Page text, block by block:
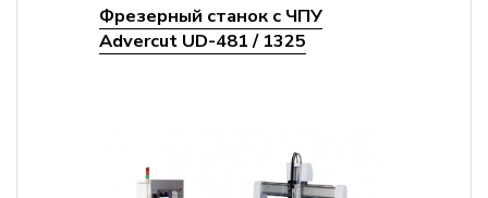
Фрезерный станок с ЧПУ
Advercut UD-481 / 1325